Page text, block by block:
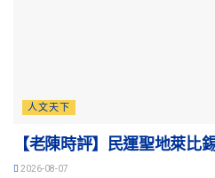
人文天下
【老陳時評】民運聖地萊比
2026-08-07